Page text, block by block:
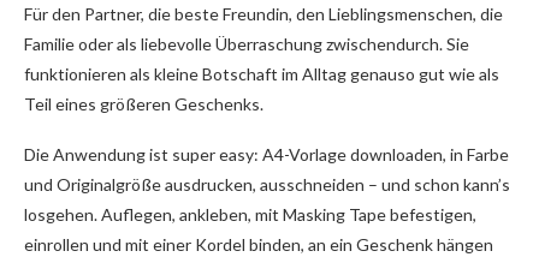
Für den Partner, die beste Freundin, den Lieblingsmenschen, die
Familie oder als liebevolle Überraschung zwischendurch. Sie
funktionieren als kleine Botschaft im Alltag genauso gut wie als
Teil eines größeren Geschenks.
Die Anwendung ist super easy: A4-Vorlage downloaden, in Farbe
und Originalgröße ausdrucken, ausschneiden – und schon kann’s
losgehen. Auflegen, ankleben, mit Masking Tape befestigen,
einrollen und mit einer Kordel binden, an ein Geschenk hängen